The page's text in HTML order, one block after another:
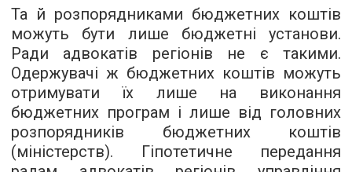
Та й розпорядниками бюджетних коштів
можуть бути лише бюджетні установи.
Ради адвокатів регіонів не є такими.
Одержувачі ж бюджетних коштів можуть
отримувати їх лише на виконання
бюджетних програм і лише від головних
розпорядників бюджетних коштів
(міністерств). Гіпотетичне передання